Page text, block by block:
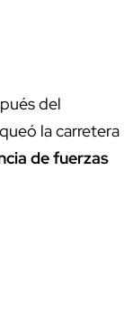
del
la carretera
de fuerzas